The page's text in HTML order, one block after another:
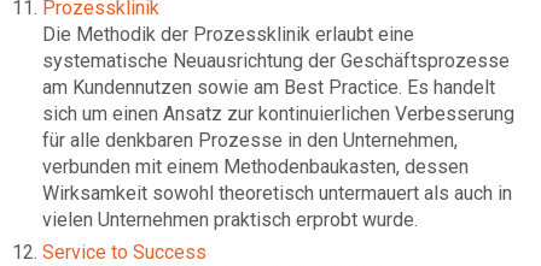
Prozessklinik
Die Methodik der Prozessklinik erlaubt eine
systematische Neuausrichtung der Geschäftsprozesse
am Kundennutzen sowie am Best Practice. Es handelt
sich um einen Ansatz zur kontinuierlichen Verbesserung
für alle denkbaren Prozesse in den Unternehmen,
verbunden mit einem Methodenbaukasten, dessen
Wirksamkeit sowohl theoretisch untermauert als auch in
vielen Unternehmen praktisch erprobt wurde.
Service to Success